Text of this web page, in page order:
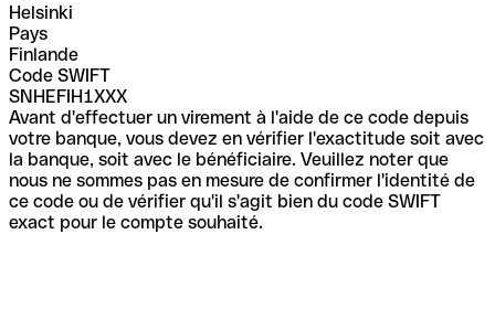
Helsinki
Pays
Finlande
Code SWIFT
SNHEFIH1XXX
Avant d'effectuer un virement à l'aide de ce code depuis
votre banque, vous devez en vérifier l'exactitude soit avec
la banque, soit avec le bénéficiaire. Veuillez noter que
nous ne sommes pas en mesure de confirmer l'identité de
ce code ou de vérifier qu'il s'agit bien du code SWIFT
exact pour le compte souhaité.